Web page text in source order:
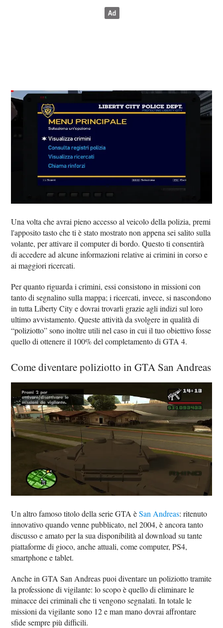
Una volta che avrai pieno accesso al veicolo della polizia, premi
l'apposito tasto che ti è stato mostrato non appena sei salito sulla
volante, per attivare il computer di bordo. Questo ti consentirà
di accedere ad alcune informazioni relative ai crimini in corso e
ai maggiori ricercati.
Per quanto riguarda i crimini, essi consistono in missioni con
tanto di segnalino sulla mappa; i ricercati, invece, si nascondono
in tutta Liberty City e dovrai trovarli grazie agli indizi sul loro
ultimo avvistamento. Queste attività da svolgere in qualità di
“poliziotto” sono inoltre utili nel caso in cui il tuo obiettivo fosse
quello di ottenere il 100% del completamento di GTA 4.
Come diventare poliziotto in GTA San Andreas
Un altro famoso titolo della serie GTA èSan Andreas: ritenuto
innovativo quando venne pubblicato, nel 2004, è ancora tanto
discusso e amato per la sua disponibilità al download su tante
piattaforme di gioco, anche attuali, come computer, PS4,
smartphone e tablet.
Anche in GTA San Andreas puoi diventare un poliziotto tramite
la professione di vigilante: lo scopo è quello di eliminare le
minacce dei criminali che ti vengono segnalati. In totale le
missioni da vigilante sono 12 e man mano dovrai affrontare
sfide sempre più difficili.